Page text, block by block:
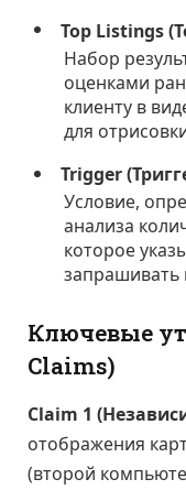
Top Listings
Набор
оценками
клиенту в
для
Trigger
Условие,
анализа
которое
запрашивать
Ключевые
Claims)
Claim 1
отображения
(второй